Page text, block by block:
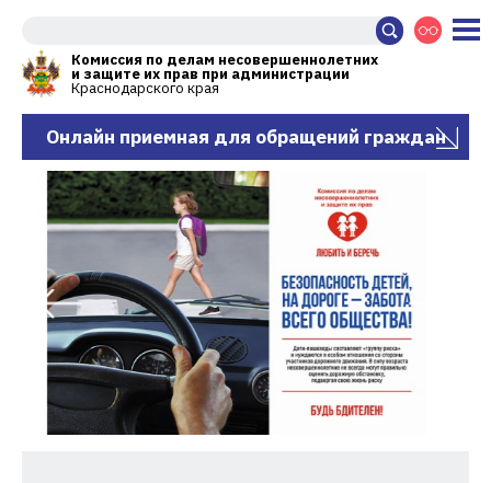
Комиссия по делам несовершеннолетних
и защите их прав при администрации
Краснодарского края
Онлайн приемная для обращений граждан